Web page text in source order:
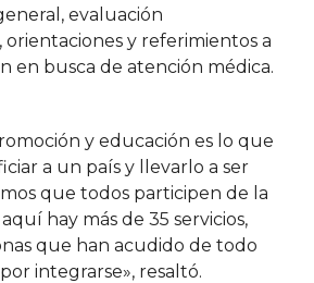
evaluación
y referimientos a
en busca de atención médica.
y educación es lo que
a un país y llevarlo a ser
que todos participen de la
hay más de 35 servicios,
que han acudido de todo
integrarse», resaltó.